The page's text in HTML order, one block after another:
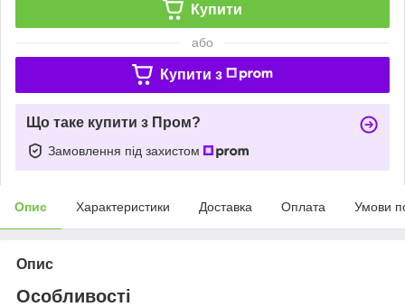
Купити
або
Купити з
Що таке купити з Пром?
Замовлення під захистом
Опис Характеристики Доставка Оплата Умови
Опис
Особливості